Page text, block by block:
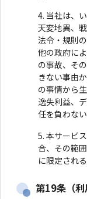
当社は、
天変地異、
法令・規則
他の政府に
の事故、そ
きない事由
の事情から
逸失利益、
任を負わな
本サービ
合、その範
に限定され
第19条（利